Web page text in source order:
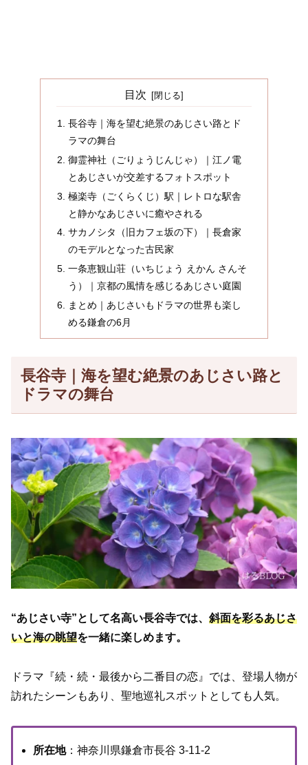
目次
長谷寺｜海を望む絶景のあじさい路とド
ラマの舞台
御霊神社（ごりょうじんじゃ）｜江ノ電
とあじさいが交差するフォトスポット
極楽寺（ごくらくじ）駅｜レトロな駅舎
と静かなあじさいに癒やされる
サカノシタ（旧カフェ坂の下）｜長倉家
のモデルとなった古民家
一条恵観山荘（いちじょう えかん さんそ
う）｜京都の風情を感じるあじさい庭園
まとめ｜あじさいもドラマの世界も楽し
める鎌倉の6月
長谷寺｜海を望む絶景のあじさい路と
ドラマの舞台
“あじさい寺”として名高い長谷寺では、 斜面を彩るあじさ
いと海の眺望を一緒に楽しめます。
ドラマ『続・続・最後から二番目の恋』では、登場人物が
訪れたシーンもあり、聖地巡礼スポットとしても人気。
所在地：神奈川県鎌倉市長谷 3-11-2